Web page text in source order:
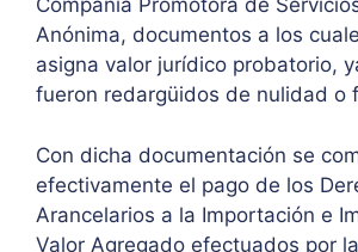
Compañía Promotora de
Anónima, documentos a los
asigna valor jurídico probatorio,
fueron redargüidos de nulidad o
Con dicha documentación se
efectivamente el pago de los
Arancelarios a la Importación e
Valor Agregado efectuados por